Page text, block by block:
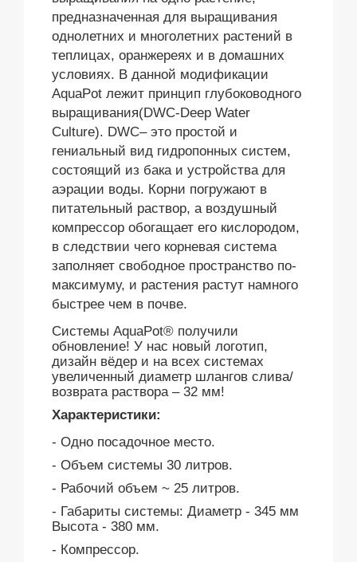
предназначенная для выращивания
однолетних и многолетних растений в
теплицах, оранжереях и в домашних
условиях. В данной модификации
AquaPot лежит принцип глубоководного
выращивания(DWC-Deep Water
Culture). DWC– это простой и
гениальный вид гидропонных систем,
состоящий из бака и устройства для
аэрации воды. Корни погружают в
питательный раствор, а воздушный
компрессор обогащает его кислородом,
в следствии чего корневая система
заполняет свободное пространство по-
максимуму, и растения растут намного
быстрее чем в почве.
Системы AquaPot® получили
обновление! У нас новый логотип,
дизайн вёдер и на всех системах
увеличенный диаметр шлангов слива/
возврата раствора – 32 мм!
Характеристики:
- Одно посадочное место.
- Объем системы 30 литров.
- Рабочий объем ~ 25 литров.
- Габариты системы: Диаметр - 345 мм
Высота - 380 мм.
- Компрессор.